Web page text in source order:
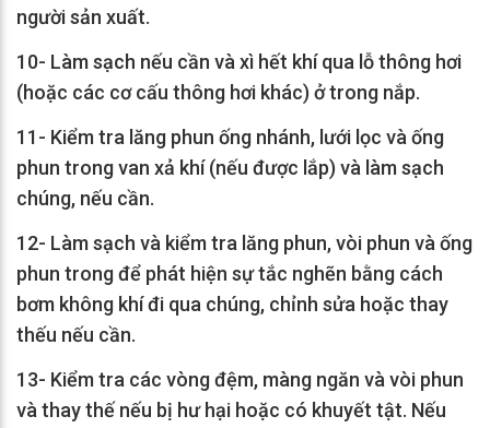
người sản xuất.
10- Làm sạch nếu cần và xì hết khí qua lỗ thông hơi
(hoặc các cơ cấu thông hơi khác) ở trong nắp.
11- Kiểm tra lăng phun ống nhánh, lưới lọc và ống
phun trong van xả khí (nếu được lắp) và làm sạch
chúng, nếu cần.
12- Làm sạch và kiểm tra lăng phun, vòi phun và ống
phun trong để phát hiện sự tắc nghẽn bằng cách
bơm không khí đi qua chúng, chỉnh sửa hoặc thay
thếu nếu cần.
13- Kiểm tra các vòng đệm, màng ngăn và vòi phun
và thay thế nếu bị hư hại hoặc có khuyết tật. Nếu